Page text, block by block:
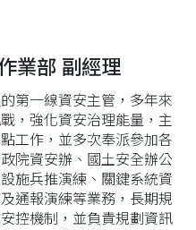
業部 副經理
第一線資安主管，多年來
，強化資安治理能量，主
工作，並多次奉派參加各
院資安辦、國土安全辦公
施兵推演練、關鍵系統資
通報演練等業務，長期規
控機制，並負責規劃資訊